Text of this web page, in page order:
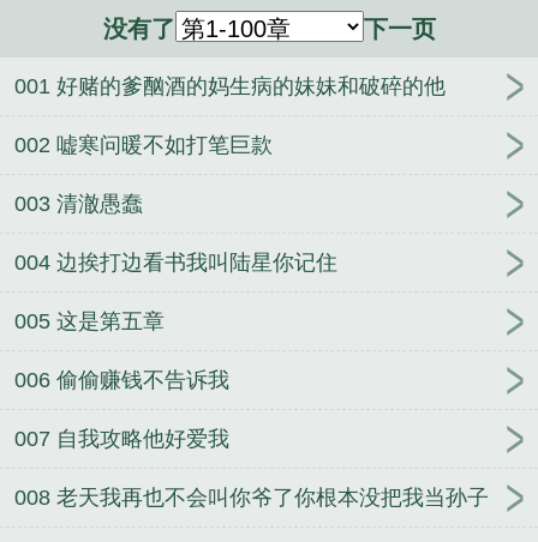
邵阳宋佳伦开局被甩一首演员火爆全网笔趣阁
宇楼婧怡重启官场从签子离婚协议开始全集+番外
你下山去结婚，你却惊呆所有人 无删减邵阳宋佳伦
开局被甩一首演员火爆全网全文完整版
刘浮生张雯
手全文完整版
无删减许野陈青青
读
刘浮生张雯雯官场平步青云全集+番外
皇子的逍
遥人生
许野陈青青全集阅读
邵阳宋佳伦为进娱乐圈
和我分手我火了你急什么全文完整版
我的检察官老
婆被我狠狠调教 杨东尹铁军笔趣阁
许野陈青青家贼
冷艳小姨：私密授
课
邵阳宋佳伦全集阅读
让你
一首演员火爆全网全文完整版 无删减邵阳宋佳伦从
没有了 下一页
001 好赌的爹酗酒的妈生病的妹妹和破碎的他
002 嘘寒问暖不如打笔巨款
003 清澈愚蠢
004 边挨打边看书我叫陆星你记住
005 这是第五章
006 偷偷赚钱不告诉我
007 自我攻略他好爱我
008 老天我再也不会叫你爷了你根本没把我当孙子